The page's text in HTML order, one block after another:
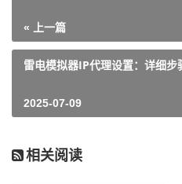
« 上一篇
雷电模拟器IP代理设置：详细步
2025-07-09
相关阅读